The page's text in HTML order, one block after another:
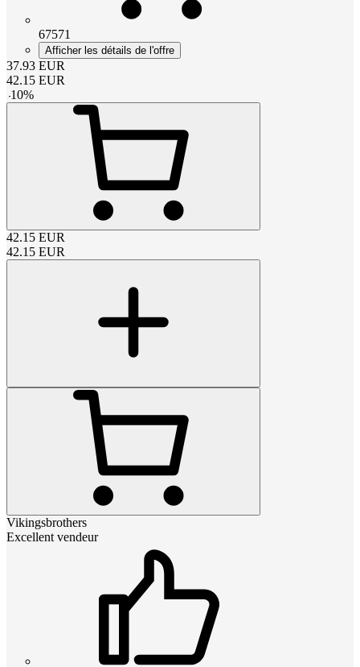
67571
Afficher les détails de l'offre
37.93 EUR
42.15 EUR
-10%
42.15 EUR
42.15 EUR
Vikingsbrothers
Excellent vendeur